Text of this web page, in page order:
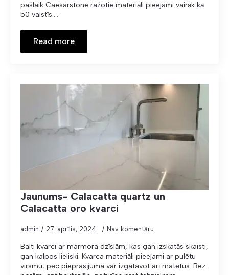
pašlaik Caesarstone ražotie materiāli pieejami vairāk kā
50 valstīs.…
Read more
Jaunums- Calacatta quartz un
Calacatta oro kvarci
admin 27. aprīlis, 2024. Nav komentāru
Balti kvarci ar marmora dzīslām, kas gan izskatās skaisti,
gan kalpos lieliski. Kvarca materiāli pieejami ar pulētu
virsmu, pēc pieprasījuma var izgatavot arī matētus. Bez